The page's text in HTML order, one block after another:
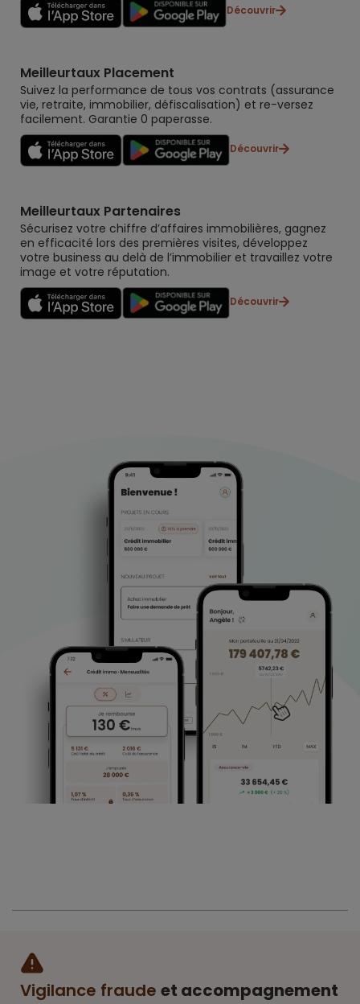
Découvrir
Meilleurtaux Placement
Suivez la performance de tous vos contrats (assurance
vie, retraite, immobilier, défiscalisation) et re-versez
facilement. Garantie 0 paperasse.
Découvrir
Meilleurtaux Partenaires
Sécurisez votre chiffre d’affaires immobilières, gagnez
en efficacité lors des premières visites, développez
votre business au delà de l’immobilier et travaillez votre
image et votre réputation.
Découvrir
Vigilance fraude et accompagnement